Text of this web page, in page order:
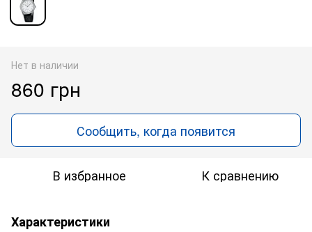
Нет в наличии
860 грн
Сообщить, когда появится
В избранное К сравнению
Характеристики